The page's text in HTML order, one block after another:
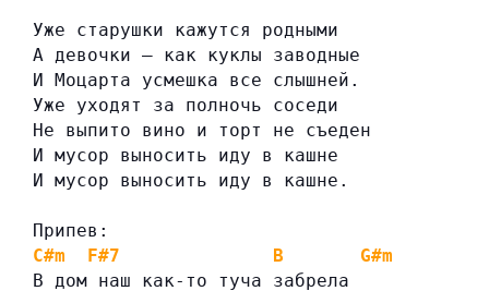
Уже старушки кажутся родными
А девочки — как куклы заводные
И Моцарта усмешка все слышней.
Уже уходят за полночь соседи
Не выпито вино и торт не съеден
И мусор выносить иду в кашне
И мусор выносить иду в кашне.
Припев:
C#m
F#7 B
G#m
В дом наш как-то туча забрела